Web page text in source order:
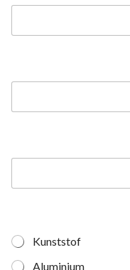
Kunststof
Aluminium